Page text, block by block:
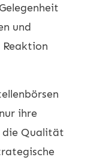
und
Reaktion
ihre
die Qualität